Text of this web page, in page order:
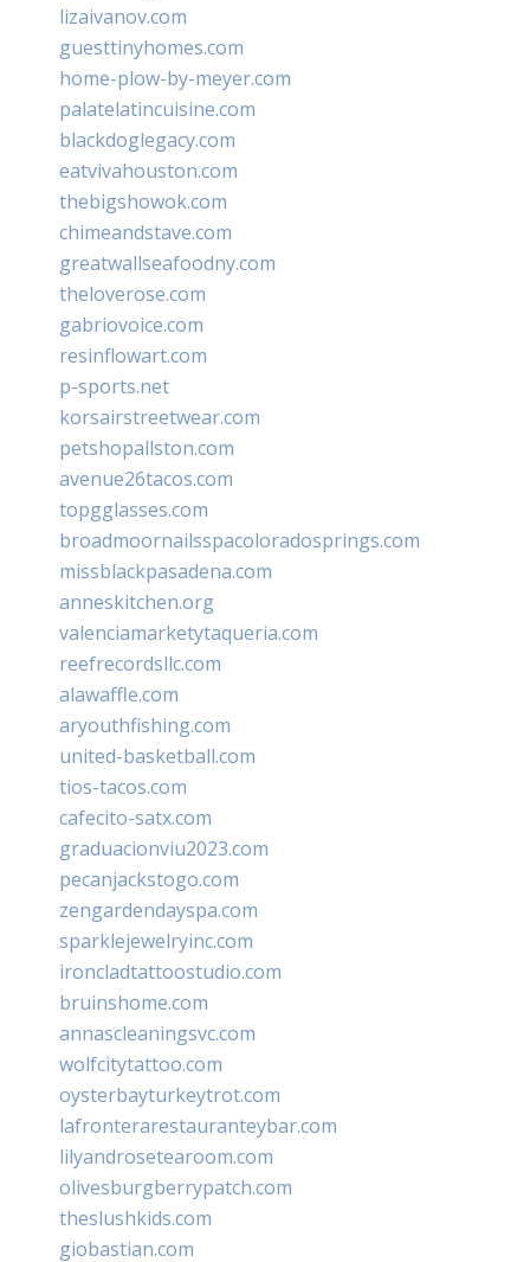
lizaivanov.com
guesttinyhomes.com
home-plow-by-meyer.com
palatelatincuisine.com
blackdoglegacy.com
eatvivahouston.com
thebigshowok.com
chimeandstave.com
greatwallseafoodny.com
theloverose.com
gabriovoice.com
resinflowart.com
p-sports.net
korsairstreetwear.com
petshopallston.com
avenue26tacos.com
topgglasses.com
broadmoornailsspacoloradosprings.com
missblackpasadena.com
anneskitchen.org
valenciamarketytaqueria.com
reefrecordsllc.com
alawaffle.com
aryouthfishing.com
united-basketball.com
tios-tacos.com
cafecito-satx.com
graduacionviu2023.com
pecanjackstogo.com
zengardendayspa.com
sparklejewelryinc.com
ironcladtattoostudio.com
bruinshome.com
annascleaningsvc.com
wolfcitytattoo.com
oysterbayturkeytrot.com
lafronterarestauranteybar.com
lilyandrosetearoom.com
olivesburgberrypatch.com
theslushkids.com
giobastian.com